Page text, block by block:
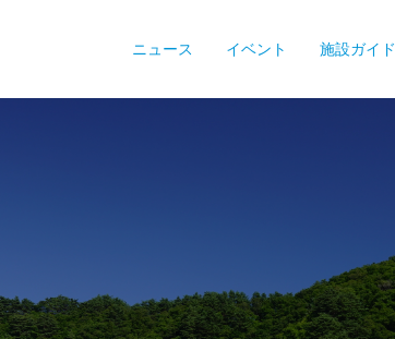
ニュース イベント 施設ガイド